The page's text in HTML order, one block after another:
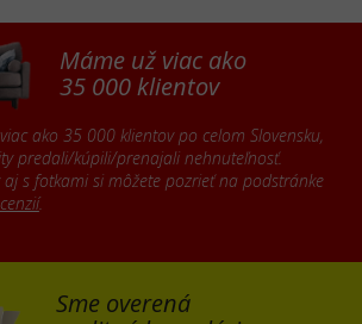
Máme už viac ako
35 000 klientov
ako 35 000 klientov po celom Slovensku,
predali/kúpili/prenajali nehnuteľnosť.
aj s fotkami si môžete pozrieť na podstránke
.
Sme overená